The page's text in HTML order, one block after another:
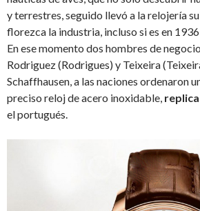
y terrestres, seguido llevó a la relojería
florezca la industria, incluso si es en
En ese momento dos hombres de
Rodriguez (Rodrigues) y Teixeira
Schaffhausen, a las naciones ordenaron
preciso reloj de acero inoxidable,
el portugués.